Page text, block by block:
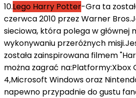
10.Lego Harry Potter-Gra ta
czerwca 2010 przez Warner
sieciowa, która polega w głównej
wykonywaniu przeróżnych
została zainspirowana filmem
można zagrać na:Platformy:Xbox
4,Microsoft Windows oraz
napewno przypadnie do gustu